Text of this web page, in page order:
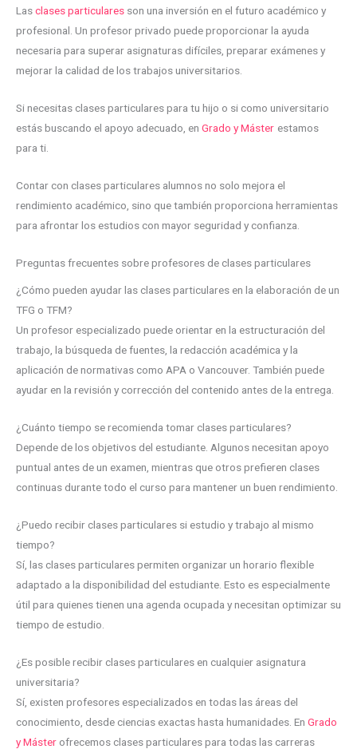
Lasclases particulares son una inversión en el futuro académico y
profesional. Un profesor privado puede proporcionar la ayuda
necesaria para superar asignaturas difíciles, preparar exámenes y
mejorar la calidad de los trabajos universitarios.
Si necesitas clases particulares para tu hijo o si como universitario
estás buscando el apoyo adecuado, en Grado y Máster estamos
para ti.
Contar con clases particulares alumnos no solo mejora el
rendimiento académico, sino que también proporciona herramientas
para afrontar los estudios con mayor seguridad y confianza.
Preguntas frecuentes sobre profesores de clases particulares
¿Cómo pueden ayudar las clases particulares en la elaboración de un
TFG o TFM?
Un profesor especializado puede orientar en la estructuración del
trabajo, la búsqueda de fuentes, la redacción académica y la
aplicación de normativas como APA o Vancouver. También puede
ayudar en la revisión y corrección del contenido antes de la entrega.
¿Cuánto tiempo se recomienda tomar clases particulares?
Depende de los objetivos del estudiante. Algunos necesitan apoyo
puntual antes de un examen, mientras que otros prefieren clases
continuas durante todo el curso para mantener un buen rendimiento.
¿Puedo recibir clases particulares si estudio y trabajo al mismo
tiempo?
Sí, las clases particulares permiten organizar un horario flexible
adaptado a la disponibilidad del estudiante. Esto es especialmente
útil para quienes tienen una agenda ocupada y necesitan optimizar su
tiempo de estudio.
¿Es posible recibir clases particulares en cualquier asignatura
universitaria?
Sí, existen profesores especializados en todas las áreas del
conocimiento, desde ciencias exactas hasta humanidades. En Grado
y Máster ofrecemos clases particulares para todas las carreras